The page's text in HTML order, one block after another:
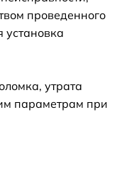
проведенного
утрата
параметрам при